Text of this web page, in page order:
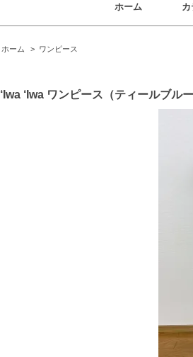
ホーム
ホーム > ワンピース
‘Iwa ‘Iwa ワンピース（ティールブルー